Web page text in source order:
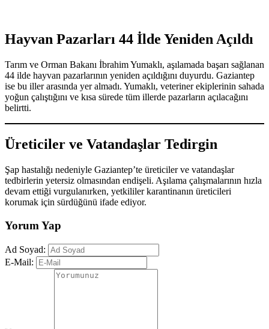
Hayvan Pazarları 44 İlde Yeniden Açıldı
Tarım ve Orman Bakanı İbrahim Yumaklı, aşılamada başarı sağlanan
44 ilde hayvan pazarlarının yeniden açıldığını duyurdu. Gaziantep
ise bu iller arasında yer almadı. Yumaklı, veteriner ekiplerinin sahada
yoğun çalıştığını ve kısa sürede tüm illerde pazarların açılacağını
belirtti.
Üreticiler ve Vatandaşlar Tedirgin
Şap hastalığı nedeniyle Gaziantep’te üreticiler ve vatandaşlar
tedbirlerin yetersiz olmasından endişeli. Aşılama çalışmalarının hızla
devam ettiği vurgulanırken, yetkililer karantinanın üreticileri
korumak için sürdüğünü ifade ediyor.
Yorum Yap
Ad Soyad:
E-Mail: